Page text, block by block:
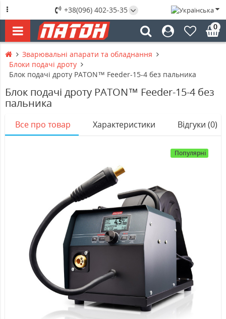
+38(096) 402-35-35
0
Зварювальні апарати та обладнання
Блоки подачі дроту
Блок подачі дроту PATON™ Feeder-15-4 без пальника
Блок подачі дроту PATON™ Feeder-15-4 без
пальника
Все про товар Характеристики Відгуки (0)
Популярні